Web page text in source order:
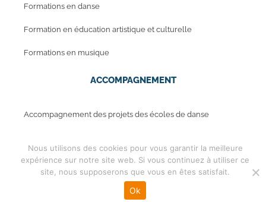
Formations en danse
Formation en éducation artistique et culturelle
Formations en musique
ACCOMPAGNEMENT
Accompagnement des projets des écoles de danse
Mentions légales
Copyright © 2019 - Periwinkle
Nous utilisons des cookies pour vous garantir la meilleure
expérience sur notre site web. Si vous continuez à utiliser ce
site, nous supposerons que vous en êtes satisfait.
Ok